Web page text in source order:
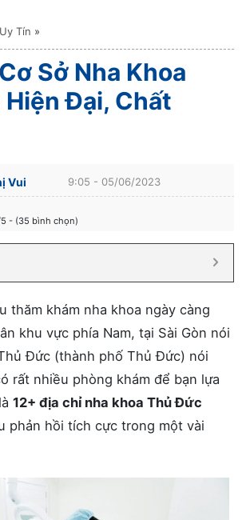
Tín »
Sở Nha Khoa
Đại, Chất
Vui 9:05 - 05/06/2023
- (35 bình chọn)
thăm khám nha khoa ngày càng
khu vực phía Nam, tại Sài Gòn nói
Đức (thành phố Thủ Đức) nói
rất nhiều phòng khám để bạn lựa
12+ địa chỉ nha khoa Thủ Đức
phản hồi tích cực trong một vài